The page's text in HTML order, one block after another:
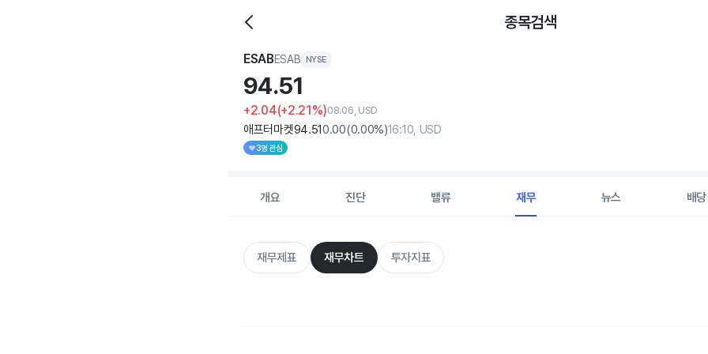
종목검색
ESABESAB NYSE
94.51
+2.04(+2.21%)08.06, USD
애프터마켓94.510.00(0.00%)16:10, USD
3명 관심
개요 진단 밸류 재무 뉴스 배당
재무제표 재무차트 투자지표